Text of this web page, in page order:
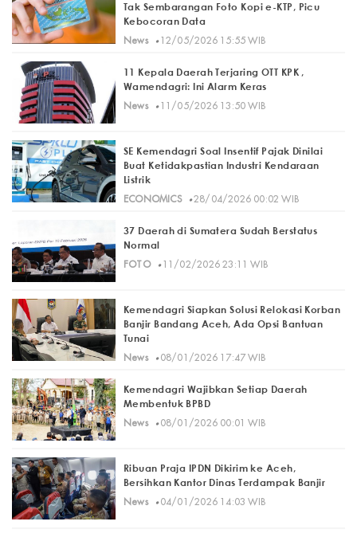
Tak Sembarangan Foto Kopi e-KTP, Picu
Kebocoran Data
News· 12/05/2026 15:55 WIB
11 Kepala Daerah Terjaring OTT KPK ,
Wamendagri: Ini Alarm Keras
News· 11/05/2026 13:50 WIB
SE Kemendagri Soal Insentif Pajak Dinilai
Buat Ketidakpastian Industri Kendaraan
Listrik
ECONOMICS· 28/04/2026 00:02 WIB
37 Daerah di Sumatera Sudah Berstatus
Normal
FOTO· 11/02/2026 23:11 WIB
Kemendagri Siapkan Solusi Relokasi Korban
Banjir Bandang Aceh, Ada Opsi Bantuan
Tunai
News· 08/01/2026 17:47 WIB
Kemendagri Wajibkan Setiap Daerah
Membentuk BPBD
News· 08/01/2026 00:01 WIB
Ribuan Praja IPDN Dikirim ke Aceh,
Bersihkan Kantor Dinas Terdampak Banjir
News· 04/01/2026 14:03 WIB